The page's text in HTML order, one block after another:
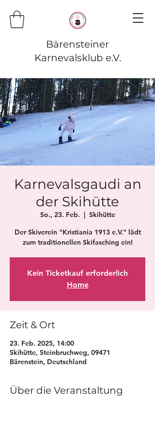
Bärensteiner
Karnevalsklub e.V.
Karnevalsgaudi an
der Skihütte
So., 23. Feb.
  |
Skihütte
Der Skiverein "Kristiania 1913 e.V." lädt
zum traditionellen Skifasching ein!
Kein Ticketkauf erforderlich
Home
Zeit & Ort
23. Feb. 2025, 14:00
Skihütte, Steinbruchweg, 09471
Bärenstein, Deutschland
Über die Veranstaltung